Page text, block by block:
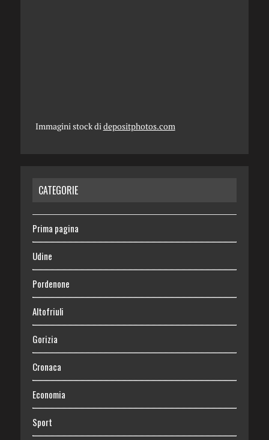
Immagini stock didepositphotos.com
CATEGORIE
Prima pagina
Udine
Pordenone
Altofriuli
Gorizia
Cronaca
Economia
Sport